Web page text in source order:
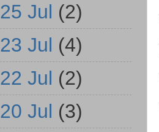
25 Jul (2)
23 Jul (4)
22 Jul (2)
20 Jul (3)